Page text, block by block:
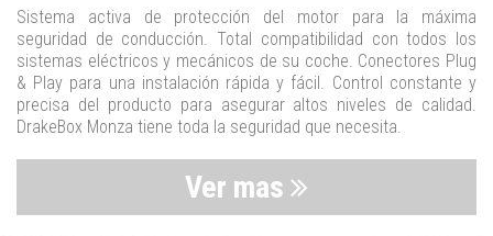
Sistema activa de protección del motor para la máxima
seguridad de conducción. Total compatibilidad con todos los
sistemas eléctricos y mecánicos de su coche. Conectores Plug
& Play para una instalación rápida y fácil. Control constante y
precisa del producto para asegurar altos niveles de calidad.
DrakeBox Monza tiene toda la seguridad que necesita.
Ver mas